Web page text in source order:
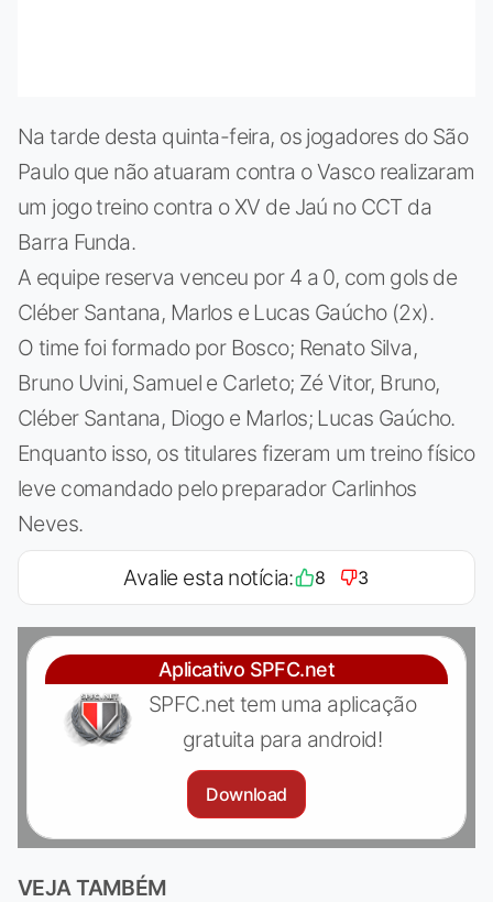
Na tarde desta quinta-feira, os jogadores do São
Paulo que não atuaram contra o Vasco realizaram
um jogo treino contra o XV de Jaú no CCT da
Barra Funda.
A equipe reserva venceu por 4 a 0, com gols de
Cléber Santana, Marlos e Lucas Gaúcho (2x).
O time foi formado por Bosco; Renato Silva,
Bruno Uvini, Samuel e Carleto; Zé Vitor, Bruno,
Cléber Santana, Diogo e Marlos; Lucas Gaúcho.
Enquanto isso, os titulares fizeram um treino físico
leve comandado pelo preparador Carlinhos
Neves.
Avalie esta notícia: 8 3
Aplicativo SPFC.net
SPFC.net tem uma aplicação
gratuita para android!
Download
VEJA TAMBÉM